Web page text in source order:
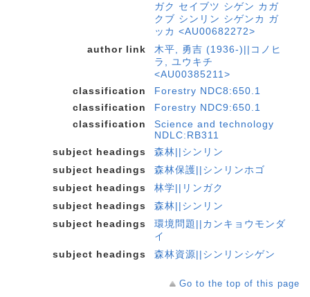
ガク セイブツ シゲン カガ
クブ シンリン シゲンカ ガ
ッカ <AU00682272>
author link
木平, 勇吉 (1936-)||コノヒ
ラ, ユウキチ
<AU00385211>
classification
Forestry NDC8:650.1
classification
Forestry NDC9:650.1
classification
Science and technology
NDLC:RB311
subject headings
森林||シンリン
subject headings
森林保護||シンリンホゴ
subject headings
林学||リンガク
subject headings
森林||シンリン
subject headings
環境問題||カンキョウモンダ
イ
subject headings
森林資源||シンリンシゲン
Go to the top of this page